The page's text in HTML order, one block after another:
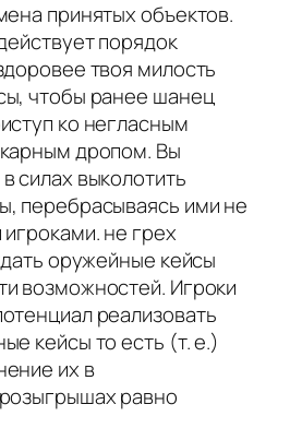
принятых объектов.
порядок
твоя милость
чтобы ранее шанец
ко негласным
дропом. Вы
силах выколотить
перебрасываясь ими не
не грех
оружейные кейсы
возможностей. Игроки
реализовать
кейсы то есть (т. е.)
их в
равно